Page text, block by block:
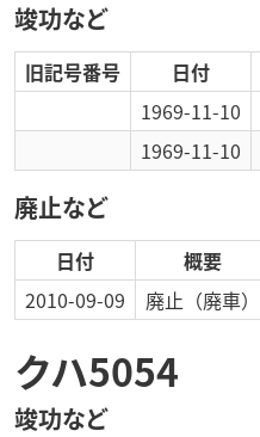
竣功など
旧記号番号 日付
1969-11-10
1969-11-10
廃止など
日付 概要
2010-09-09
廃止 （廃車）
クハ5054
竣功など